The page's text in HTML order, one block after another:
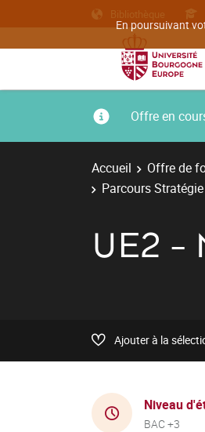
En poursuivant
Bibliothèque
Offre en
Accueil Offre de
Parcours
UE2 -
Ajouter à la
Niveau
BAC +3